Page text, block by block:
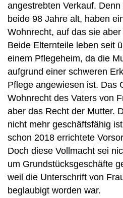
angestrebten Verkauf.
beide 98 Jahre alt, haben
Wohnrecht, auf das sie
Beide Elternteile leben seit
einem Pflegeheim, da die
aufgrund einer schweren
Pflege angewiesen ist. Das
Wohnrecht des Vaters von
aber das Recht der Mutter.
nicht mehr geschäftsfähig
schon 2018 errichtete
Doch diese Vollmacht sei
um Grundstücksgeschäfte
weil die Unterschrift von
beglaubigt worden war.